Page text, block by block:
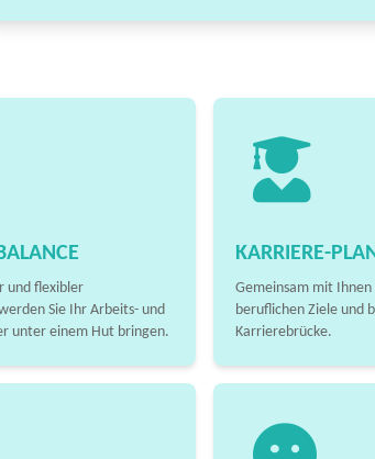
und flexibler
Sie Ihr Arbeits- und
unter einem Hut bringen.
KARRIERE-
Gemeinsam mit
beruflichen Ziele und
Karrierebrücke.